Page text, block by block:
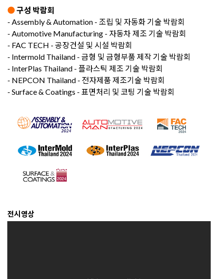
●구성 박람회
- Assembly & Automation - 조립 및 자동화 기술 박람회
- Automotive Manufacturing - 자동차 제조 기술 박람회
- FAC TECH - 공장건설 및 시설 박람회
- Intermold Thailand - 금형 및 금형부품 제작 기술 박람회
- InterPlas Thailand - 플라스틱 제조 기술 박람회
- NEPCON Thailand - 전자제품 제조기술 박람회
- Surface & Coatings - 표면처리 및 코팅 기술 박람회
전시영상